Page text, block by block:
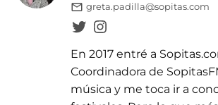
greta.padilla@sopitas.com
En 2017 entré a
Coordinadora de
música y me toca ir a